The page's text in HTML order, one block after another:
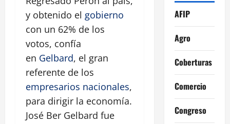
y obtenido el gobierno
con un 62% de los
votos, confía
en Gelbard, el gran
referente de los
empresarios nacionales,
para dirigir la economía.
José Ber Gelbard fue
AFIP
Agro
Coberturas
Comercio
Congreso